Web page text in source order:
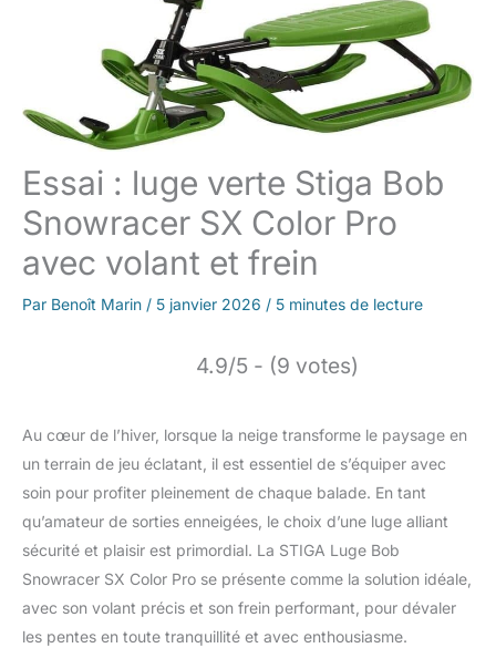
Essai : luge verte Stiga Bob
Snowracer SX Color Pro
avec volant et frein
Par Benoît Marin / 5 janvier 2026 / 5 minutes de lecture
4.9/5 - (9 votes)
Au cœur de l’hiver, lorsque la neige transforme le paysage en
un terrain de jeu éclatant, il est essentiel de s’équiper avec
soin pour profiter pleinement de chaque balade. En tant
qu’amateur de sorties enneigées, le choix d’une luge alliant
sécurité et plaisir est primordial. La STIGA Luge Bob
Snowracer SX Color Pro se présente comme la solution idéale,
avec son volant précis et son frein performant, pour dévaler
les pentes en toute tranquillité et avec enthousiasme.